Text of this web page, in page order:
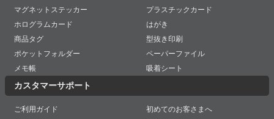
マグネットステッカー
プラスチックカード
ホログラムカード
はがき
商品タグ
型抜き印刷
ポケットフォルダー
ペーパーファイル
メモ帳
吸着シート
カスタマーサポート
ご利用ガイド
初めてのお客さまへ